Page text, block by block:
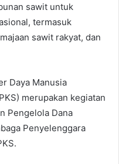
sawit untuk
termasuk
sawit rakyat, dan
Daya Manusia
merupakan kegiatan
Pengelola Dana
Penyelenggara